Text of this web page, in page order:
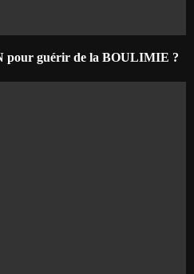
pour guérir de la BOULIMIE ?